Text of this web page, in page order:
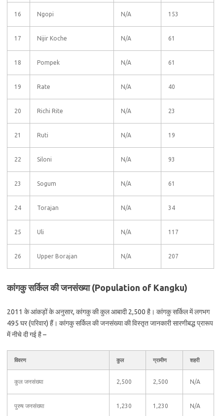
16 Ngopi N/A 153
17 Nijir Koche N/A 61
18 Pompek N/A 61
19 Rate N/A 40
20 Richi Rite N/A 23
21 Ruti N/A 19
22 Siloni N/A 93
23 Sogum N/A 61
24 Torajan N/A 34
25 Uli N/A 117
26 Upper Borajan N/A 207
कांगकु सर्किल की जनसंख्या (Population of Kangku)
2011 के आंकड़ों के अनुसार, कांगकु की कुल आबादी 2,500 है। कांगकु सर्किल में लगभग
495 घर (परिवार) हैं। कांगकु सर्किल की जनसंख्या की विस्तृत जानकारी सारणीबद्ध प्रारूप
में नीचे दी गई है –
विवरण कुल ग्रामीण शहरी
कुल जनसंख्या 2,500 2,500 N/A
पुरुष जनसंख्या 1,230 1,230 N/A